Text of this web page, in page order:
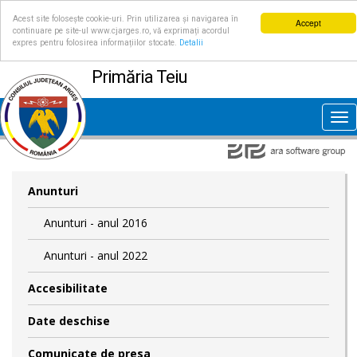
Accept
Acest site folosește cookie-uri. Prin utilizarea și navigarea în
continuare pe site-ul www.cjarges.ro, vă exprimați acordul
expres pentru folosirea informațiilor stocate.
Detalii
Primăria Teiu
Anunturi
Anunturi - anul 2016
Anunturi - anul 2022
Accesibilitate
Date deschise
Comunicate de presa